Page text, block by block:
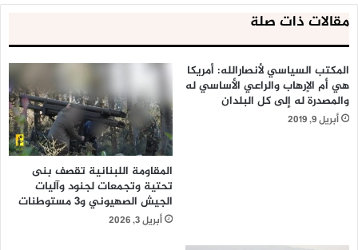
مقالات ذات صلة
المكتب السياسي لأنصارالله: أمريكا
هي أم الاٍرهاب والراعي الأساسي له
والمصدرة له إلى كل البلدان
أبريل 9, 2019
المقاومة اللبنانية تقصف بنى
تحتية وتجمعات لجنود وآليات
الجيش الصهيوني و3 مستوطنات
أبريل 3, 2026